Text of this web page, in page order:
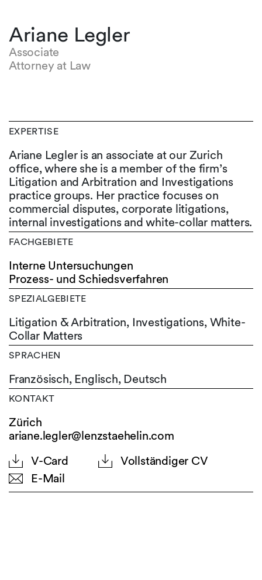
Ariane Legler
Associate
Attorney at Law
EXPERTISE
Ariane Legler is an associate at our Zurich
office, where she is a member of the firm’s
Litigation and Arbitration and Investigations
practice groups. Her practice focuses on
commercial disputes, corporate litigations,
internal investigations and white-collar matters.
FACHGEBIETE
Interne Untersuchungen
Prozess- und Schiedsverfahren
SPEZIALGEBIETE
Litigation & Arbitration, Investigations, White-
Collar Matters
SPRACHEN
Französisch, Englisch, Deutsch
KONTAKT
Zürich
ariane.legler@lenzstaehelin.com
V-Card
Vollständiger CV
E-Mail